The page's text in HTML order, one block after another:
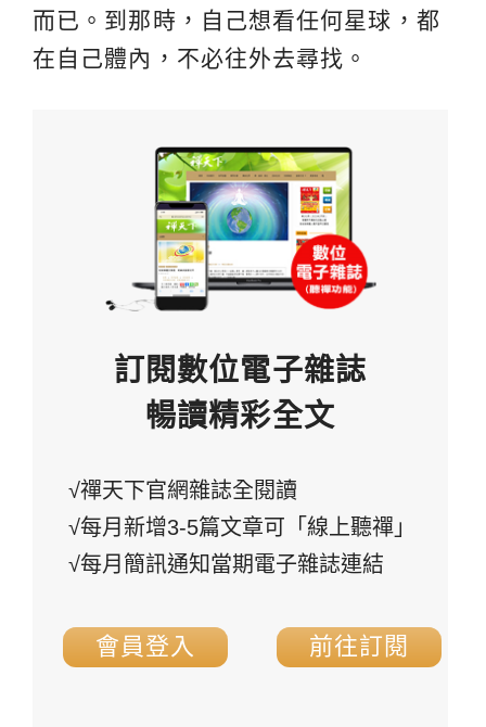
而已。到那時，自己想看任何星球，都
在自己體內，不必往外去尋找。
訂閱數位電子雜誌
暢讀精彩全文
√禪天下官網雜誌全閱讀
√每月新增3-5篇文章可「線上聽禪」
√每月簡訊通知當期電子雜誌連結
會員登入 前往訂閱